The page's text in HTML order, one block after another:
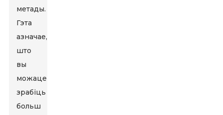
метады.
Гэта
азначае,
што
вы
можаце
зрабіць
больш